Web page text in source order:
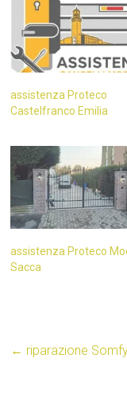
assistenza Proteco
Castelfranco Emilia
assistenza Proteco
Sacca
← riparazione